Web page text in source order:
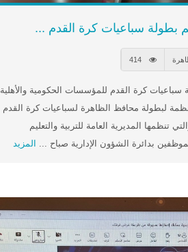
بطولة سباعيات كرة القدم ...
كرة القدم للمؤسسات الحكومية والأهلية
لبطولة محافظ الظاهرة لسباعيات كرة القدم
المديرية العامة للتربية والتعليم
بدائرة الشؤون الإدارية صباح ... المزيد